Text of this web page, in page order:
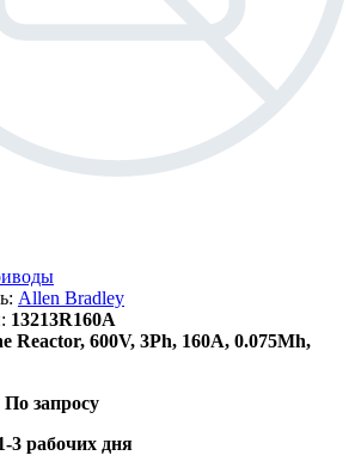
Allen Bradley
13213R160A
Reactor, 600V, 3Ph, 160A, 0.075Mh,
По запросу
3 рабочих дня